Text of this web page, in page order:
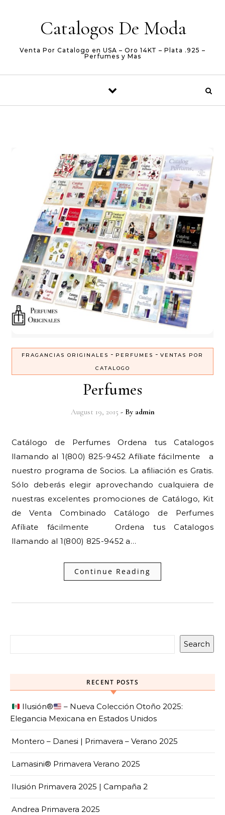
Catalogos De Moda
Venta Por Catalogo en USA – Oro 14KT – Plata .925 –
Perfumes y Mas
FRAGANCIAS ORIGINALES - PERFUMES - VENTAS POR
CATALOGO
Perfumes
August 19, 2015 - By admin
Catálogo de Perfumes Ordena tus Catalogos
llamando al 1(800) 825-9452 Afíliate fácilmente a
nuestro programa de Socios. La afiliación es Gratis.
Sólo deberás elegir aprovechando cualquiera de
nuestras excelentes promociones de Catálogo, Kit
de Venta Combinado Catálogo de Perfumes
Afíliate fácilmente Ordena tus Catalogos
llamando al 1(800) 825-9452 a…
Continue Reading
Search
RECENT POSTS
Ilusión®️
– Nueva Colección Otoño 2025:
Elegancia Mexicana en Estados Unidos
Montero – Danesi | Primavera – Verano 2025
Lamasini® Primavera Verano 2025
Ilusión Primavera 2025 | Campaña 2
Andrea Primavera 2025